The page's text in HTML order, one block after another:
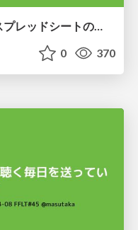
BigQuery経由で使うGoogleスプレッドシートのスキーマ管理
0 370